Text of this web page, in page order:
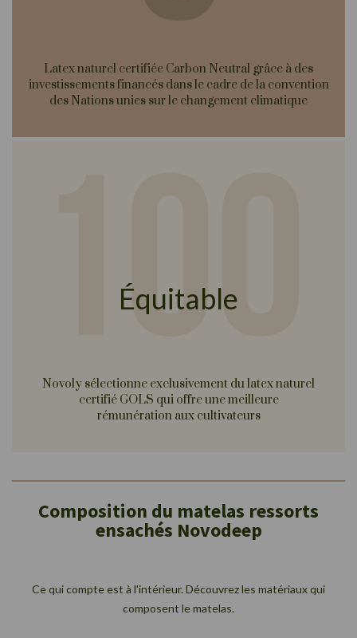
Latex naturel certifiée Carbon Neutral grâce à des
investissements financés dans le cadre de la convention
des Nations unies sur le changement climatique
Équitable
Novoly sélectionne exclusivement du latex naturel
certifié GOLS qui offre une meilleure
rémunération aux cultivateurs
Composition du matelas ressorts
ensachés Novodeep
Ce qui compte est à l'intérieur. Découvrez les matériaux qui
composent le matelas.